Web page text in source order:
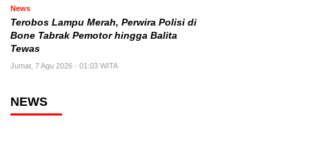
News
Terobos Lampu Merah, Perwira Polisi di
Bone Tabrak Pemotor hingga Balita
Tewas
Jumat, 7 Agu 2026 - 01:03 WITA
NEWS